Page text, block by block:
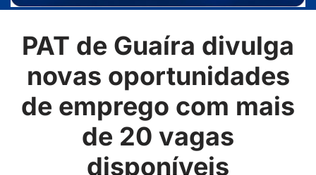
PAT de Guaíra divulga
novas oportunidades
de emprego com mais
de 20 vagas
disponíveis